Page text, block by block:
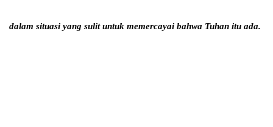
dalam situasi yang sulit untuk memercayai bahwa Tuhan itu ada.